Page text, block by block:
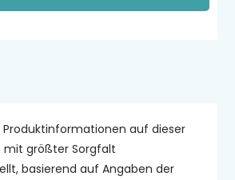
auf dieser
mit größter Sorgfalt
basierend auf Angaben der